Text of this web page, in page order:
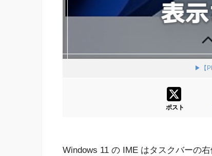
▶【
ポスト
Windows 11 の IME はタスクバーの